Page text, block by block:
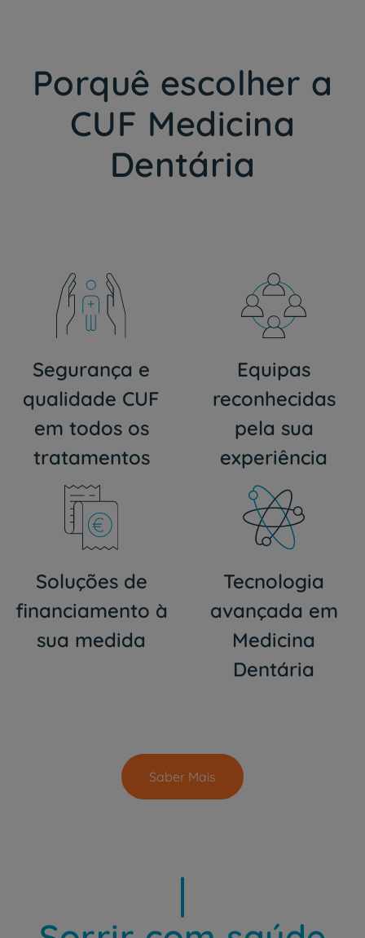
Porquê escolher a
CUF Medicina
Dentária
Segurança e
qualidade CUF
em todos os
tratamentos
Equipas
reconhecidas
pela sua
experiência
Soluções de
financiamento à
sua medida
Tecnologia
avançada em
Medicina
Dentária
Saber Mais